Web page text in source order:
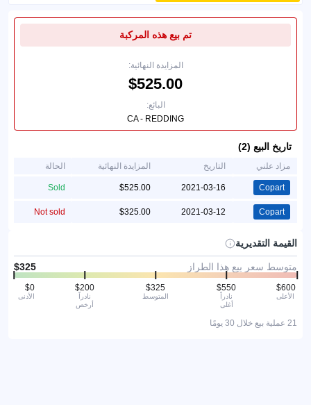
تم بيع هذه المركبة
المزايدة النهائية:
البائع:
CA - REDDING
تاريخ البيع (2)
مزاد علني التاريخ المزايدة النهائية الحالة
Copart
2021-03-16
Sold
Copart
2021-03-12
Not sold
القيمة التقديرية
متوسط سعر بيع هذا الطراز
الأدنى
نادراً
أرخص
المتوسط
نادراً
أغلى
الأعلى
21 عملية بيع خلال 30 يومًا